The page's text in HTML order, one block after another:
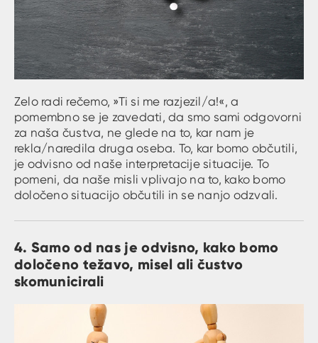
Zelo radi rečemo, »Ti si me razjezil/a!«, a
pomembno se je zavedati, da smo sami odgovorni
za naša čustva, ne glede na to, kar nam je
rekla/naredila druga oseba. To, kar bomo občutili,
je odvisno od naše interpretacije situacije. To
pomeni, da naše misli vplivajo na to, kako bomo
določeno situacijo občutili in se nanjo odzvali.
4. Samo od nas je odvisno, kako bomo
določeno težavo, misel ali čustvo
skomunicirali